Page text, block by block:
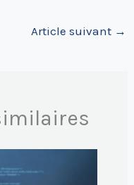
Article suivant →